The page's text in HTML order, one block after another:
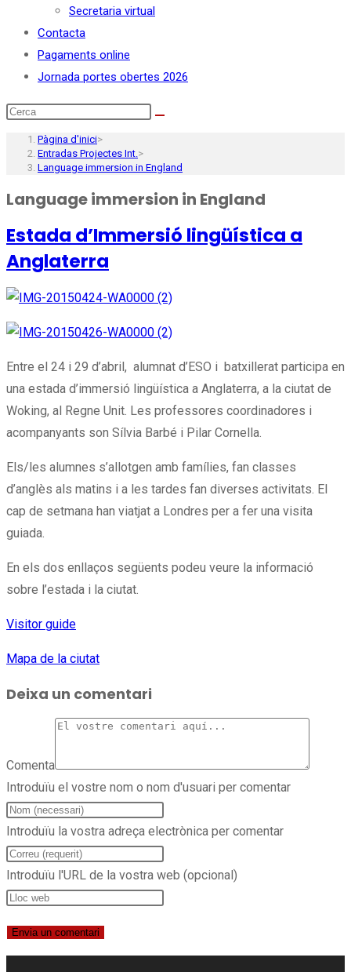
Secretaria virtual
Contacta
Pagaments online
Jornada portes obertes 2026
Pàgina d'inici>
Entradas Projectes Int.>
Language immersion in England
Language immersion in England
Estada d’Immersió lingüística a
Anglaterra
Entre el 24 i 29 d’abril, alumnat d’ESO i batxillerat participa en
una estada d’immersió lingüística a Anglaterra, a la ciutat de
Woking, al Regne Unit. Les professores coordinadores i
acompanyants son Sílvia Barbé i Pilar Cornella.
Els/les alumnes s’allotgen amb famílies, fan classes
d’anglès als matins i a les tardes fan diverses activitats. El
cap de setmana han viatjat a Londres per a fer una visita
guiada.
En els dos enllaços següents podeu veure la informació
sobre l’estada i la ciutat.
Visitor guide
Mapa de la ciutat
Deixa un comentari
Comenta
Introduïu el vostre nom o nom d'usuari per comentar
Introduïu la vostra adreça electrònica per comentar
Introduïu l'URL de la vostra web (opcional)